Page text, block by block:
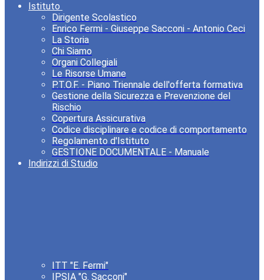
Istituto
Dirigente Scolastico
Enrico Fermi - Giuseppe Sacconi - Antonio Ceci
La Storia
Chi Siamo
Organi Collegiali
Le Risorse Umane
P.T.O.F. - Piano Triennale dell'offerta formativa
Gestione della Sicurezza e Prevenzione del
Rischio
Copertura Assicurativa
Codice disciplinare e codice di comportamento
Regolamento d'Istituto
GESTIONE DOCUMENTALE - Manuale
Indirizzi di Studio
ITT "E. Fermi"
IPSIA "G. Sacconi"